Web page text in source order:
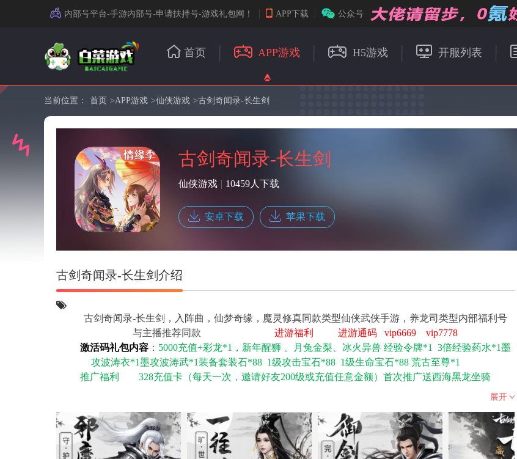
内部号平台-手游内部号-申请扶持号-游戏礼包网！ APP下载 公众号
首页 APP游戏 H5游戏 开服列表
当前位置： 首页 >APP游戏 >仙侠游戏 >古剑奇闻录-长生剑
古剑奇闻录-长生剑
仙侠游戏 | 10459人下载
安卓下载 苹果下载
古剑奇闻录-长生剑介绍
古剑奇闻录-长生剑，入阵曲，仙梦奇缘，魔灵修真同款类型仙侠武侠手游，养龙司类型内部福利号
与主播推荐同款 进游福利
进游通码 vip6669 vip7778
激活码礼包内容： 5000充值+彩龙*1，新年醒狮 、月兔金梨、冰火异兽 经验令牌*1 3倍经验药水*1墨
攻波涛衣*1墨攻波涛武*1装备套装石*88 1级攻击宝石*88 1级生命宝石*88 荒古至尊*1
推广福利
328充值卡（每天一次，邀请好友200级或充值任意金额）首次推广送西海黑龙坐骑
将-斗战胜佛*1
每日礼包
1000充值卡 （自动发放上线10分钟） 系统邮件自动发放
关注+粉丝团
装备套装石*88 1级攻击宝石*88 1级生命宝石*88 神将-荒古至尊*1
展开